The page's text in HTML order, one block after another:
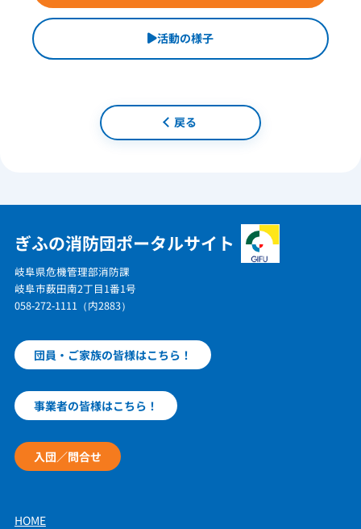
活動の様子
戻る
ぎふの消防団ポータルサイト
岐阜県危機管理部消防課
岐阜市薮田南2丁目1番1号
058-272-1111（内2883）
団員・ご家族の皆様はこちら！
事業者の皆様はこちら！
入団／問合せ
HOME